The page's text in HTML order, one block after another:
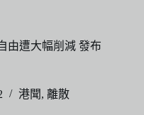
由遭大幅削減 發布
港聞, 離散